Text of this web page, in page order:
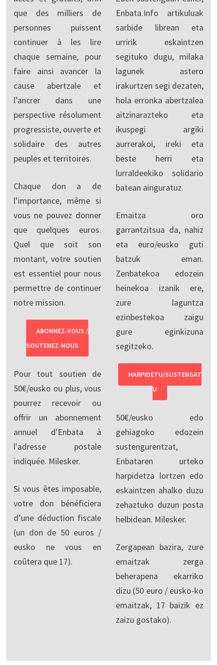
que des milliers de
personnes puissent
continuer à les lire
chaque semaine, pour
faire ainsi avancer la
cause abertzale et
l’ancrer dans une
perspective résolument
progressiste, ouverte et
solidaire des autres
peuples et territoires.
Chaque don a de
l’importance, même si
vous ne pouvez donner
que quelques euros.
Quel que soit son
montant, votre soutien
est essentiel pour nous
permettre de continuer
notre mission.
ABONNEZ-VOUS /
SOUTENEZ-NOUS
Pour tout soutien de
50€/eusko ou plus, vous
pourrez recevoir ou
offrir un abonnement
annuel d'Enbata à
l'adresse postale
indiquée. Milesker.
Si vous êtes imposable,
votre don bénéficiera
d’une déduction fiscale
(un don de 50 euros /
eusko ne vous en
coûtera que 17).
Enbata.Info artikuluak
sarbide librean eta
urririk eskaintzen
segituko dugu, milaka
lagunek astero
irakurtzen segi dezaten,
hola erronka abertzalea
aitzinarazteko eta
ikuspegi argiki
aurrerakoi, ireki eta
beste herri eta
lurraldeekiko solidario
batean ainguratuz.
Emaitza oro
garrantzitsua da, nahiz
eta euro/eusko guti
batzuk eman.
Zenbatekoa edozein
heinekoa izanik ere,
zure laguntza
ezinbestekoa zaigu
gure eginkizuna
segitzeko.
HARPIDETU/SUSTENGAT
U
50€/eusko edo
gehiagoko edozein
sustengurentzat,
Enbataren urteko
harpidetza lortzen edo
eskaintzen ahalko duzu
zehaztuko duzun posta
helbidean. Milesker.
Zergapean bazira, zure
emaitzak zerga
beherapena ekarriko
dizu (50 euro / eusko-ko
emaitzak, 17 baizik ez
zaizu gostako).